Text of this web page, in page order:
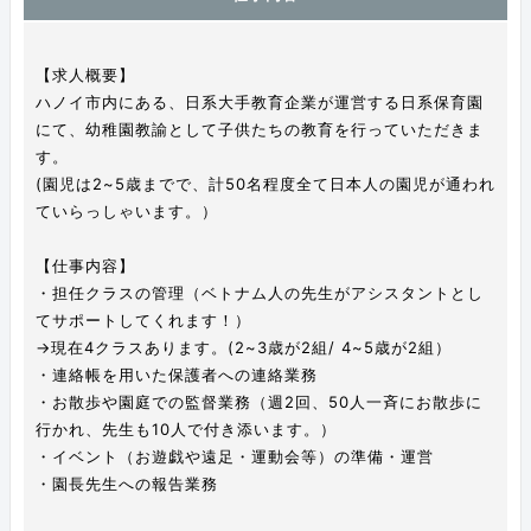
【求人概要】
ハノイ市内にある、日系大手教育企業が運営する日系保育園
にて、幼稚園教諭として子供たちの教育を行っていただきま
す。
(園児は2~5歳までで、計50名程度全て日本人の園児が通われ
ていらっしゃいます。）
【仕事内容】
・担任クラスの管理（ベトナム人の先生がアシスタントとし
てサポートしてくれます！）
→現在4クラスあります。(2~3歳が2組/ 4~5歳が2組）
・連絡帳を用いた保護者への連絡業務
・お散歩や園庭での監督業務（週2回、50人一斉にお散歩に
行かれ、先生も10人で付き添います。）
・イベント（お遊戯や遠足・運動会等）の準備・運営
・園長先生への報告業務